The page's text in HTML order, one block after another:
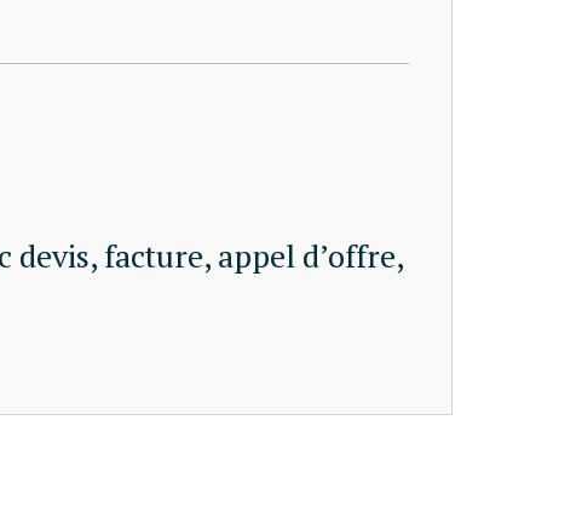
facture, appel d’offre,